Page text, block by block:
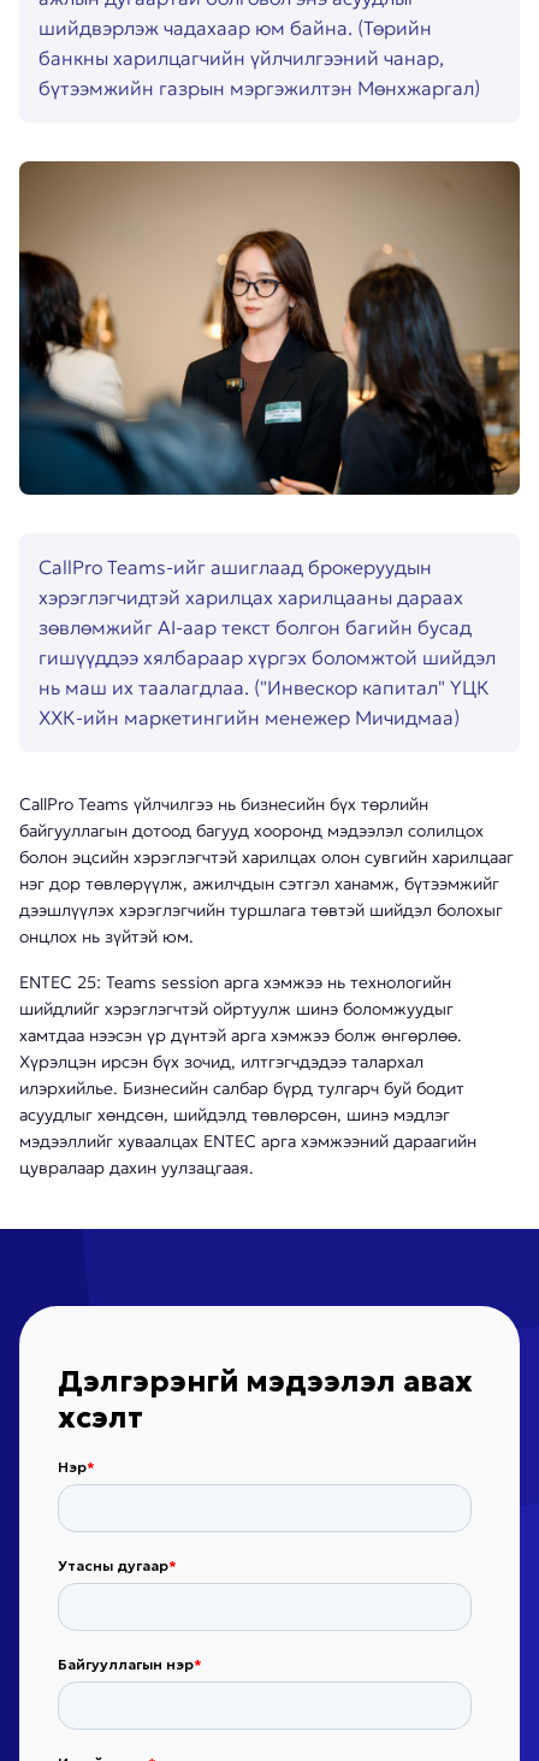
шийдвэрлэж чадахаар юм байна. (Төрийн
банкны харилцагчийн үйлчилгээний чанар,
бүтээмжийн газрын мэргэжилтэн Мөнхжаргал)
CallPro Teams-ийг ашиглаад брокеруудын
хэрэглэгчидтэй харилцах харилцааны дараах
зөвлөмжийг AI-аар текст болгон багийн бусад
гишүүддээ хялбараар хүргэх боломжтой шийдэл
нь маш их таалагдлаа. ("Инвескор капитал" ҮЦК
ХХК-ийн маркетингийн менежер Мичидмаа)
CallPro Teams үйлчилгээ нь бизнесийн бүх төрлийн
байгууллагын дотоод багууд хооронд мэдээлэл солилцох
болон эцсийн хэрэглэгчтэй харилцах олон сувгийн харилцааг
нэг дор төвлөрүүлж, ажилчдын сэтгэл ханамж, бүтээмжийг
дээшлүүлэх хэрэглэгчийн туршлага төвтэй шийдэл болохыг
онцлох нь зүйтэй юм.
ENTEC 25: Teams session арга хэмжээ нь технологийн
шийдлийг хэрэглэгчтэй ойртуулж шинэ боломжуудыг
хамтдаа нээсэн үр дүнтэй арга хэмжээ болж өнгөрлөө.
Хүрэлцэн ирсэн бүх зочид, илтгэгчдэдээ талархал
илэрхийлье. Бизнесийн салбар бүрд тулгарч буй бодит
асуудлыг хөндсөн, шийдэлд төвлөрсөн, шинэ мэдлэг
мэдээллийг хуваалцах ENTEC арга хэмжээний дараагийн
цувралаар дахин уулзацгаая.